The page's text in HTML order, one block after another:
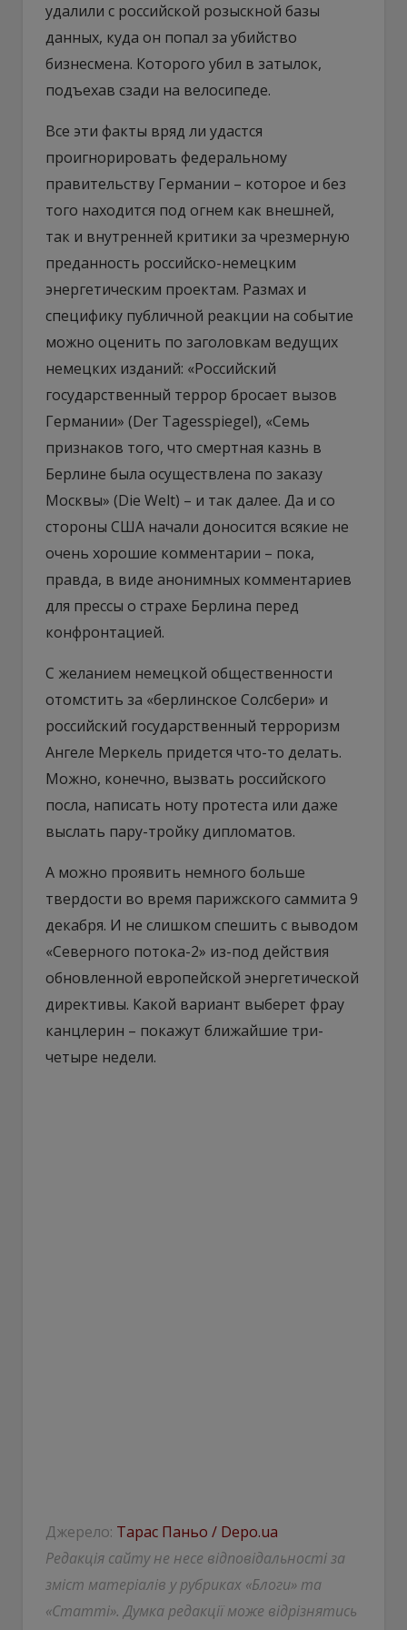
удалили с российской розыскной базы
данных, куда он попал за убийство
бизнесмена. Которого убил в затылок,
подъехав сзади на велосипеде.
Все эти факты вряд ли удастся
проигнорировать федеральному
правительству Германии – которое и без
того находится под огнем как внешней,
так и внутренней критики за чрезмерную
преданность российско-немецким
энергетическим проектам. Размах и
специфику публичной реакции на событие
можно оценить по заголовкам ведущих
немецких изданий: «Российский
государственный террор бросает вызов
Германии» (Der Tagesspiegel), «Семь
признаков того, что смертная казнь в
Берлине была осуществлена по заказу
Москвы» (Die Welt) – и так далее. Да и со
стороны США начали доносится всякие не
очень хорошие комментарии – пока,
правда, в виде анонимных комментариев
для прессы о страхе Берлина перед
конфронтацией.
С желанием немецкой общественности
отомстить за «берлинское Солсбери» и
российский государственный терроризм
Ангеле Меркель придется что-то делать.
Можно, конечно, вызвать российского
посла, написать ноту протеста или даже
выслать пару-тройку дипломатов.
А можно проявить немного больше
твердости во время парижского саммита 9
декабря. И не слишком спешить с выводом
«Северного потока-2» из-под действия
обновленной европейской энергетической
директивы. Какой вариант выберет фрау
канцлерин – покажут ближайшие три-
четыре недели.
Джерело: Тарас Паньо / Depo.ua
Редакція сайту не несе відповідальності за
зміст матеріалів у рубриках «Блоги» та
«Статті». Думка редакції може відрізнятись